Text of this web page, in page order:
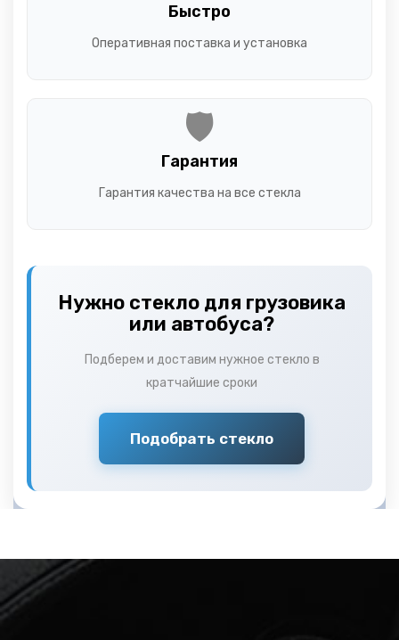
Быстро
Оперативная поставка и установка
🛡️
Гарантия
Гарантия качества на все стекла
Нужно стекло для грузовика
или автобуса?
Подберем и доставим нужное стекло в
кратчайшие сроки
Подобрать стекло